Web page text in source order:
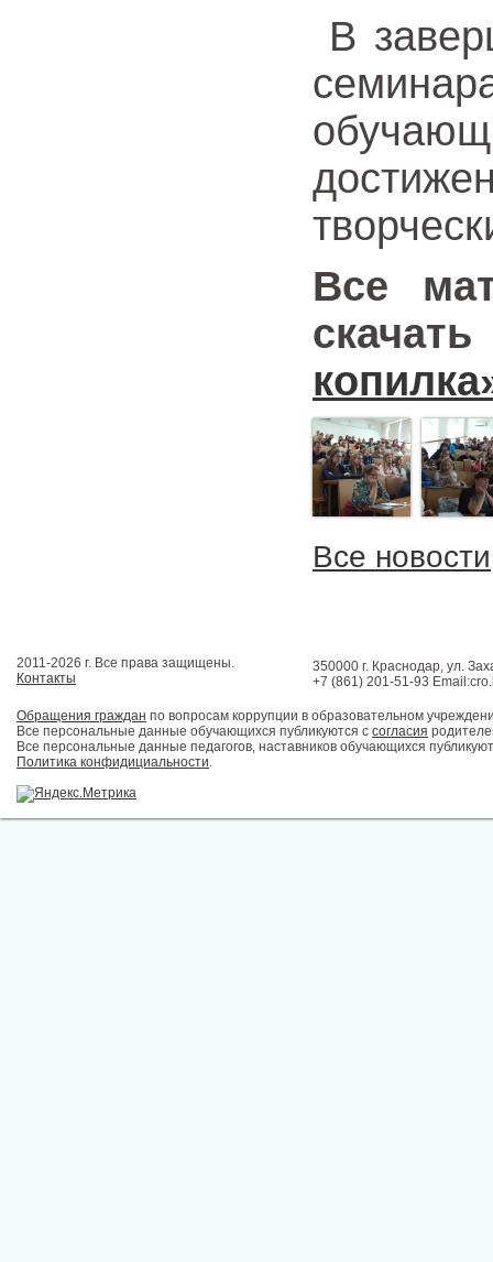
В
Все
Все новости
2011-2026 г. Все права защищены.
Контакты
350000 г. Краснодар, ул.
+7 (861) 201-51-93
Обращения граждан по вопросам коррупции в образовательном
Все персональные данные обучающихся публикуются с согласия
Все персональные данные педагогов, наставников обучающихся
Политика конфидициальности.